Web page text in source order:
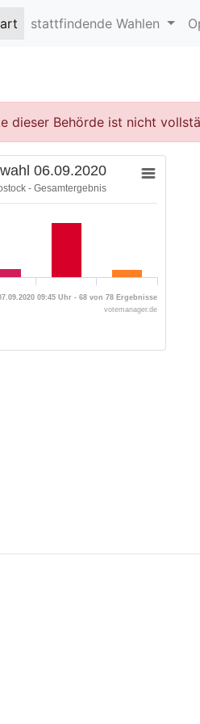
stattfindende Wahlen
dieser Behörde ist nicht
06.09.2020
- Gesamtergebnis
09:45 Uhr - 68 von 78 Ergebnisse
votemanager.de